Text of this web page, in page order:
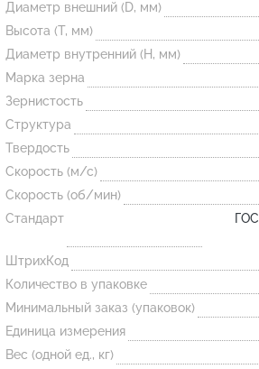
Огнеупорные
изделия
Скачать каталог
Тигель
Муфель
Черпак
Шербер
Трубка
Стержень
Пробка
Подставка
Лодочка
Диаметр внешний (D, мм)
Высота (T, мм)
Диаметр внутренний (H, мм)
Марка зерна
Зернистость
Структура
Твердость
Скорость (м/с)
Скорость (об/мин)
Стандарт
ШтрихКод
Количество в упаковке
Минимальный заказ (упаковок)
Единица измерения
Вес (одной ед., кг)